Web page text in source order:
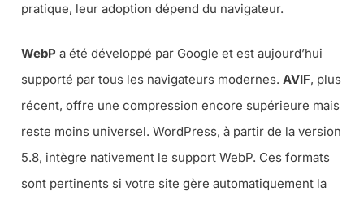
pratique, leur adoption dépend du navigateur.
WebP a été développé par Google et est aujourd’hui
supporté par tous les navigateurs modernes. AVIF, plus
récent, offre une compression encore supérieure mais
reste moins universel. WordPress, à partir de la version
5.8, intègre nativement le support WebP. Ces formats
sont pertinents si votre site gère automatiquement la